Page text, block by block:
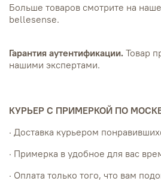
Больше товаров смотрите на
bellesense.
Гарантия аутентификации. Товар
нашими экспертами.
КУРЬЕР С ПРИМЕРКОЙ ПО
· Доставка курьером
· Примерка в удобное для вас
· Оплата только того, что вам